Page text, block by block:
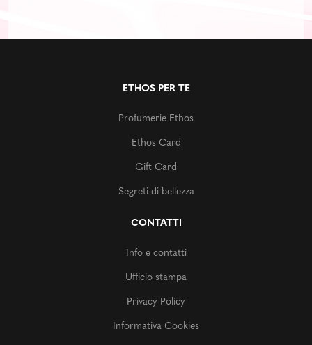
ETHOS PER TE
Profumerie Ethos
Ethos Card
Gift Card
Segreti di bellezza
CONTATTI
Info e contatti
Ufficio stampa
Privacy Policy
Informativa Cookies